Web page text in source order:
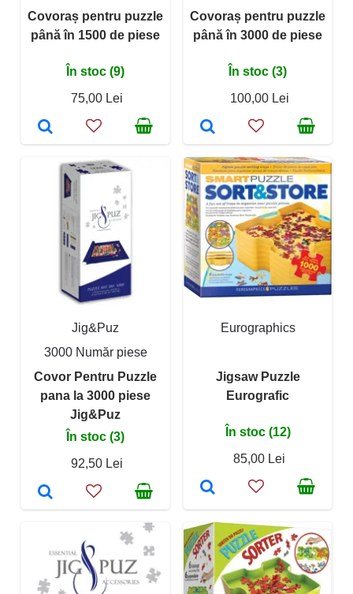
Covoraș pentru puzzle
până în 1500 de piese
În stoc (9)
75,00 Lei
Covoraș pentru puzzle
până în 3000 de piese
În stoc (3)
100,00 Lei
Jig&Puz
3000 Număr piese
Covor Pentru Puzzle
pana la 3000 piese
Jig&Puz
În stoc (3)
92,50 Lei
Eurographics
Jigsaw Puzzle
Eurografic
În stoc (12)
85,00 Lei